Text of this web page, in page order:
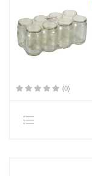
(0)